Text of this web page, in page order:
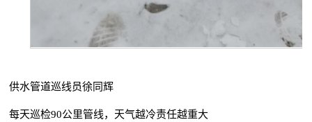
供水管道巡线员徐同辉
每天巡检90公里管线，天气越冷责任越重大